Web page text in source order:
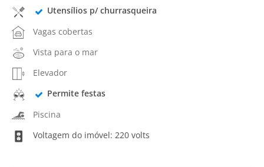
Utensílios p/ churrasqueira
Vagas cobertas
Vista para o mar
Elevador
Permite festas
Piscina
Voltagem do imóvel: 220 volts